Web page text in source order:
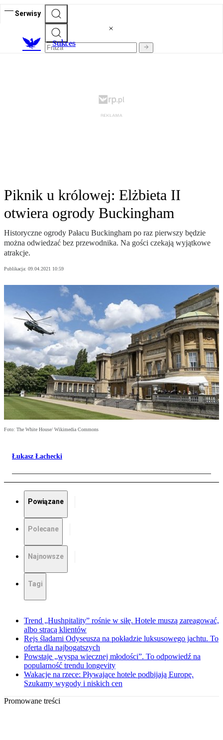
Serwisy
Sukces
Piknik u królowej: Elżbieta II
otwiera ogrody Buckingham
Historyczne ogrody Pałacu Buckingham po raz pierwszy będzie
można odwiedzać bez przewodnika. Na gości czekają wyjątkowe
atrakcje.
Publikacja: 09.04.2021 10:59
Foto: The White House/ Wikimedia Commons
Łukasz Łachecki
Powiązane
Polecane
Najnowsze
Tagi
Trend „Hushpitality” rośnie w siłę. Hotele muszą zareagować,
albo stracą klientów
Rejs śladami Odyseusza na pokładzie luksusowego jachtu. To
oferta dla najbogatszych
Powstaje „wyspa wiecznej młodości”. To odpowiedź na
popularność trendu longevity
Wakacje na rzece: Pływające hotele podbijają Europę.
Szukamy wygody i niskich cen
Promowane treści